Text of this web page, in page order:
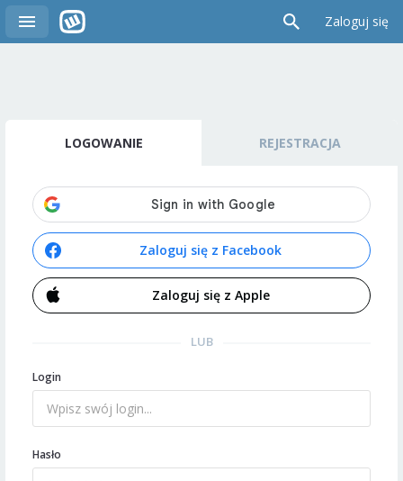
Zaloguj się
LOGOWANIE REJESTRACJA
Zaloguj się z Facebook
Zaloguj się z Apple
LUB
Login
Hasło